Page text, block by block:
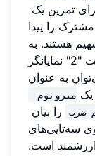
تمرین یک
را پیدا
هستند. به
عنوان مثال، در یک پلی‌ریتم 3:2، اگر سمت "2" نمایانگر
سمت "3" را می‌توان به عنوان
مترونوم
ضرب
را بیان
سه‌تایی‌های
است.